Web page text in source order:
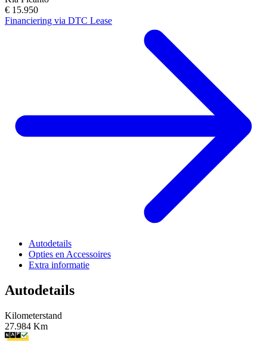
€ 15.950
Financiering via DTC Lease
Autodetails
Opties en Accessoires
Extra informatie
Autodetails
Kilometerstand
27.984 Km